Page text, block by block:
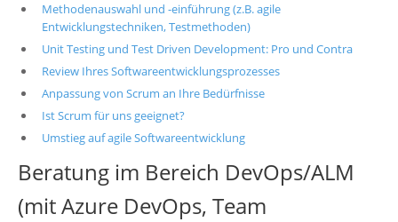
Methodenauswahl und -einführung (z.B. agile
Entwicklungstechniken, Testmethoden)
Unit Testing und Test Driven Development: Pro und Contra
Review Ihres Softwareentwicklungsprozesses
Anpassung von Scrum an Ihre Bedürfnisse
Ist Scrum für uns geeignet?
Umstieg auf agile Softwareentwicklung
Beratung im Bereich DevOps/ALM
(mit Azure DevOps, Team